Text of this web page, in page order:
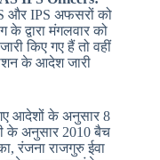
और IPS अफसरों को
के द्वारा मंगलवार को
किए गए हैं तो वहीं
के आदेश जारी
गए आदेशों के अनुसार 8
के अनुसार 2010 बैच
रंजना राजगुरु ईवा